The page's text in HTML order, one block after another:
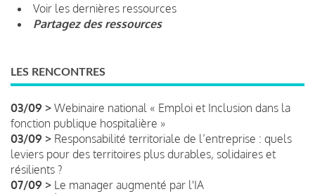
Voir les dernières ressources
Partagez des ressources
LES RENCONTRES
03/09 > Webinaire national « Emploi et Inclusion dans la
fonction publique hospitalière »
03/09 > Responsabilité territoriale de l’entreprise : quels
leviers pour des territoires plus durables, solidaires et
résilients ?
07/09 > Le manager augmenté par l'IA